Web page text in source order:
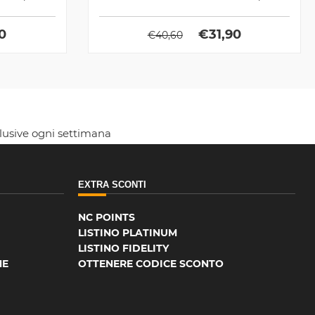
€40,60 €31,90
ogni settimana
EXTRA SCONTI
NC POINTS
LISTINO PLATINUM
LISTINO FIDELITY
OTTENERE CODICE SCONTO